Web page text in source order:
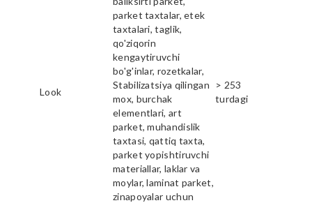
Look
parket taxtalar, etek
taxtalari, taglik,
qo'ziqorin
kengaytiruvchi
bo'g'inlar, rozetkalar,
Stabilizatsiya qilingan
mox, burchak
elementlari, art
parket, muhandislik
taxtasi, qattiq taxta,
parket yopishtiruvchi
materiallar, laklar va
moylar, laminat parket,
zinapoyalar uchun
> 253
turdagi